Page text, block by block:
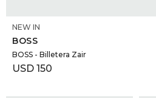
NEW IN
BOSS
BOSS - Billetera Zair
USD 150